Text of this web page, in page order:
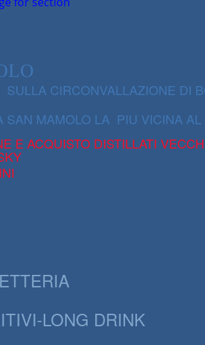
SULLA CIRCONVALLAZIONE DI
SAN MAMOLO LA PIU VICINA
E ACQUISTO DISTILLATI
LONG DRINK